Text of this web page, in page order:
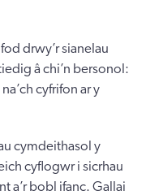
drwy’r sianelau
â chi’n bersonol:
cyfrifon ar y
cymdeithasol y
cyflogwr i sicrhau
a’r bobl ifanc. Gallai